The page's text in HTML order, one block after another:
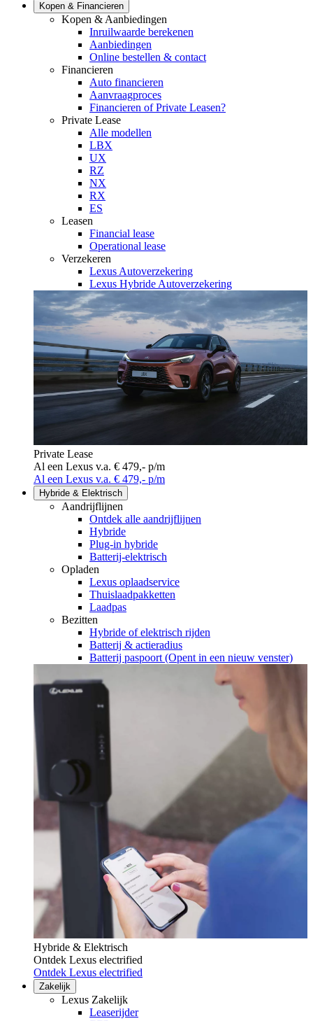
Kopen & Financieren
Kopen & Aanbiedingen
Inruilwaarde berekenen
Aanbiedingen
Online bestellen & contact
Financieren
Auto financieren
Aanvraagproces
Financieren of Private Leasen?
Private Lease
Alle modellen
LBX
UX
RZ
NX
RX
ES
Leasen
Financial lease
Operational lease
Verzekeren
Lexus Autoverzekering
Lexus Hybride Autoverzekering
Private Lease
Al een Lexus v.a. € 479,- p/m
Al een Lexus v.a. € 479,- p/m
Hybride & Elektrisch
Aandrijflijnen
Ontdek alle aandrijflijnen
Hybride
Plug-in hybride
Batterij-elektrisch
Opladen
Lexus oplaadservice
Thuislaadpakketten
Laadpas
Bezitten
Hybride of elektrisch rijden
Batterij & actieradius
Batterij paspoort (Opent in een nieuw venster)
Hybride & Elektrisch
Ontdek Lexus electrified
Ontdek Lexus electrified
Zakelijk
Lexus Zakelijk
Leaserijder